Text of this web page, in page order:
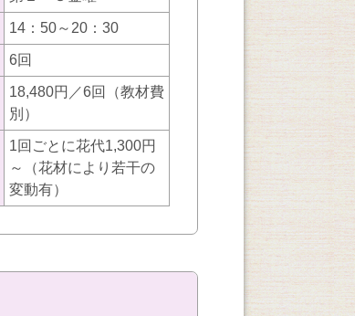
14：50～20：30
6回
18,480円／6回（教材費
別）
1回ごとに花代1,300円
～（花材により若干の
変動有）